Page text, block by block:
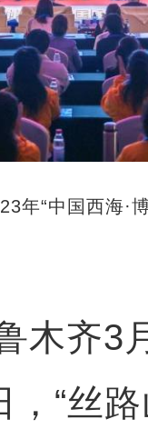
年“中国西海·
齐3
，“丝